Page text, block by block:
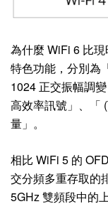
為什麼 WiFi 6 比
特色功能，分別為
1024 正交振幅調
高效率訊號」、「
量」。
相比 WiFi 5 的
交分頻多重存取的
5GHz 雙頻段中的